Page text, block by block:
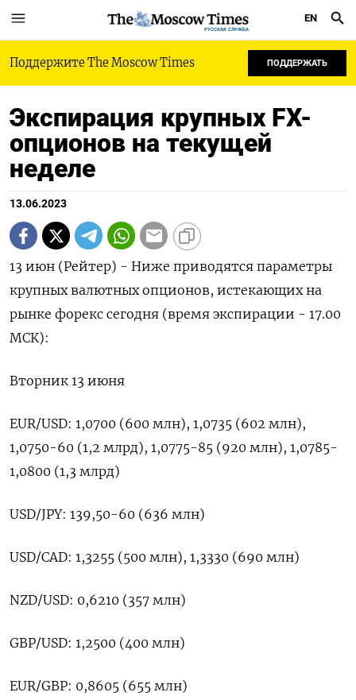
РУССКАЯ СЛУЖБА
EN
Поддержите The Moscow Times ПОДДЕРЖАТЬ
Экспирация крупных FX-
опционов на текущей
неделе
13.06.2023
13 июн (Рейтер) - Ниже приводятся параметры
крупных валютных опционов, истекающих на
рынке форекс сегодня (время экспирации - 17.00
МСК):
Вторник 13 июня
EUR/USD: 1,0700 (600 млн), 1,0735 (602 млн),
1,0750-60 (1,2 млрд), 1,0775-85 (920 млн), 1,0785-
1,0800 (1,3 млрд)
USD/JPY: 139,50-60 (636 млн)
USD/CAD: 1,3255 (500 млн), 1,3330 (690 млн)
NZD/USD: 0,6210 (357 млн)
GBP/USD: 1,2500 (400 млн)
EUR/GBP: 0,8605 (655 млн)